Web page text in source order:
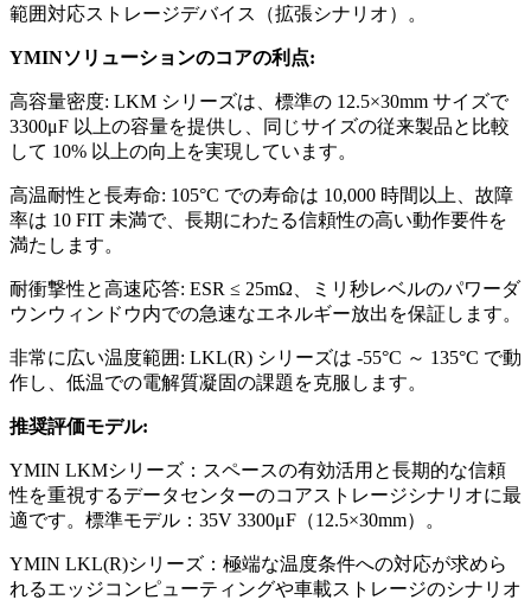
範囲対応ストレージデバイス（拡張シナリオ）。
YMINソリューションのコアの利点:
高容量密度: LKM シリーズは、標準の 12.5×30mm サイズで
3300μF 以上の容量を提供し、同じサイズの従来製品と比較
して 10% 以上の向上を実現しています。
高温耐性と長寿命: 105°C での寿命は 10,000 時間以上、故障
率は 10 FIT 未満で、長期にわたる信頼性の高い動作要件を
満たします。
耐衝撃性と高速応答: ESR ≤ 25mΩ、ミリ秒レベルのパワーダ
ウンウィンドウ内での急速なエネルギー放出を保証します。
非常に広い温度範囲: LKL(R) シリーズは -55°C ～ 135°C で動
作し、低温での電解質凝固の課題を克服します。
推奨評価モデル:
YMIN LKMシリーズ：スペースの有効活用と長期的な信頼
性を重視するデータセンターのコアストレージシナリオに最
適です。標準モデル：35V 3300μF（12.5×30mm）。
YMIN LKL(R)シリーズ：極端な温度条件への対応が求めら
れるエッジコンピューティングや車載ストレージのシナリオ